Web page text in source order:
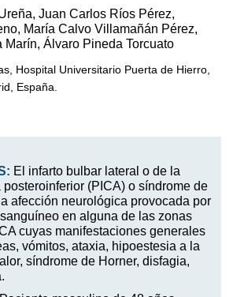
Juan Carlos Ríos Pérez,
María Calvo Villamañán Pérez,
Marín, Álvaro Pineda Torcuato
Hospital Universitario Puerta de Hierro,
España.
El infarto bulbar lateral o de la
(PICA) o síndrome de
afección neurológica provocada por
en alguna de las zonas
cuyas manifestaciones generales
vómitos, ataxia, hipoestesia a la
síndrome de Horner, disfagia,